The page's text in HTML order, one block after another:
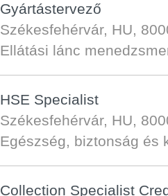
Gyártástervező
Székesfehérvár, HU,
Ellátási lánc
HSE Specialist
Székesfehérvár, HU,
Egészség, biztonság és
Collection Specialist